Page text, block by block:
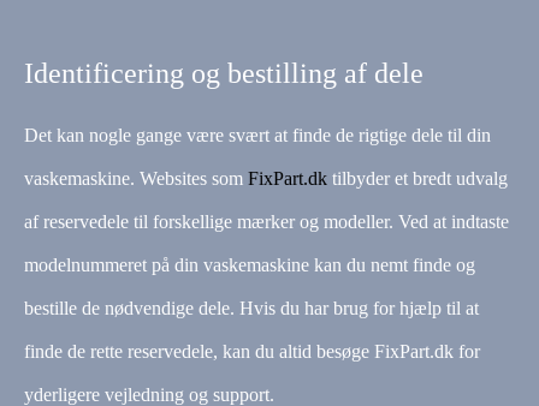
Identificering og bestilling af dele
Det kan nogle gange være svært at finde de rigtige dele til din
vaskemaskine. Websites som FixPart.dk tilbyder et bredt udvalg
af reservedele til forskellige mærker og modeller. Ved at indtaste
modelnummeret på din vaskemaskine kan du nemt finde og
bestille de nødvendige dele. Hvis du har brug for hjælp til at
finde de rette reservedele, kan du altid besøge FixPart.dk for
yderligere vejledning og support.